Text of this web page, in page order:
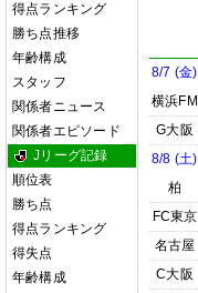
得点ランキング
勝ち点推移
年齢構成
スタッフ
関係者ニュース
関係者エピソード
Jリーグ記録
順位表
勝ち点
得点ランキング
得失点
年齢構成
8/7 (金)
横浜FM
G大阪
8/8 (土)
柏
FC東京
名古屋
C大阪